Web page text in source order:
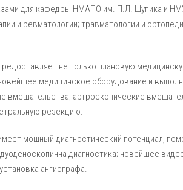
для кафедры НМАПО им. П.Л. Шупика и
и ревматологии; травматологии и
не только плановую
медицинское оборудование и
вмешательства; артроскопические
резекцию.
мощный диагностический потенциал,
диагностика; новейшее
ангиографа.